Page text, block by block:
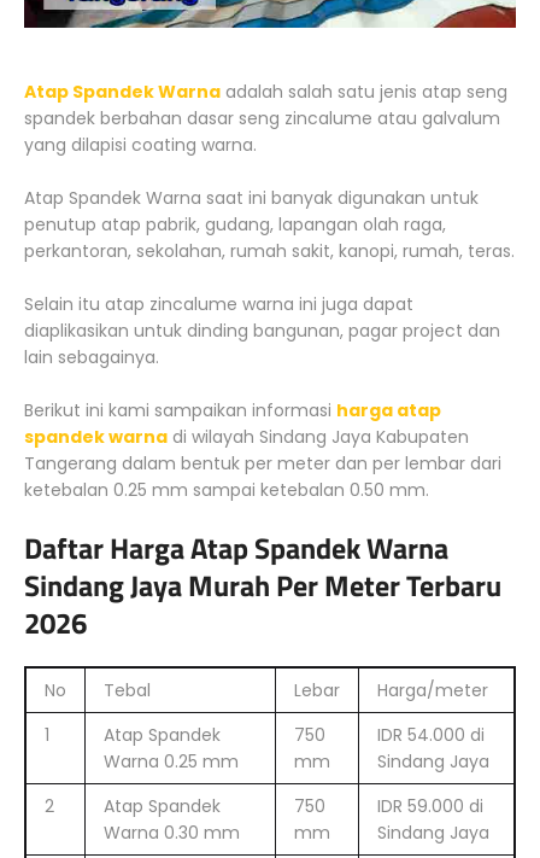
Atap Spandek Warna adalah salah satu jenis atap seng
spandek berbahan dasar seng zincalume atau galvalum
yang dilapisi coating warna.
Atap Spandek Warna saat ini banyak digunakan untuk
penutup atap pabrik, gudang, lapangan olah raga,
perkantoran, sekolahan, rumah sakit, kanopi, rumah, teras.
Selain itu atap zincalume warna ini juga dapat
diaplikasikan untuk dinding bangunan, pagar project dan
lain sebagainya.
Berikut ini kami sampaikan informasi harga atap
spandek warna di wilayah Sindang Jaya Kabupaten
Tangerang dalam bentuk per meter dan per lembar dari
ketebalan 0.25 mm sampai ketebalan 0.50 mm.
Daftar Harga Atap Spandek Warna
Sindang Jaya Murah Per Meter Terbaru
2026
No Tebal Lebar
Harga/meter
1
Atap Spandek
Warna 0.25 mm
750
mm
IDR 54.000 di
Sindang Jaya
2
Atap Spandek
Warna 0.30 mm
750
mm
IDR 59.000 di
Sindang Jaya